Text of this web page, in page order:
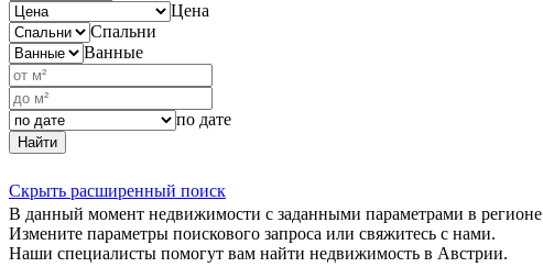
Цена
Спальни
Ванные
по дате
Найти
Скрыть расширенный поиск
В данный момент недвижимости с заданными параметрами в регионе
Измените параметры поискового запроса или свяжитесь с нами.
Наши специалисты помогут вам найти недвижимость в Австрии.